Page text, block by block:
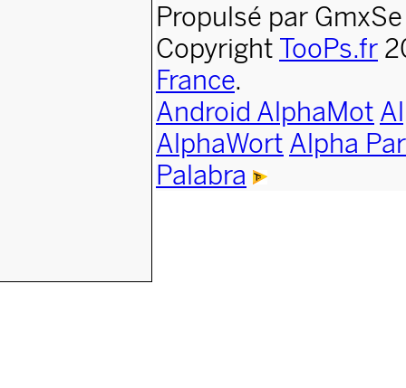
Propulsé par
Copyright TooPs.fr
France.
Android AlphaMot
AlphaWort Alpha
Palabra